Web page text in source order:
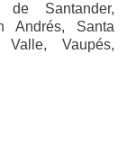
de Santander,
Andrés, Santa
Valle, Vaupés,